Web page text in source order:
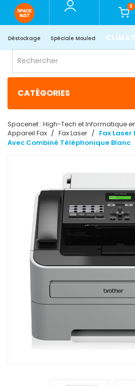
0
Déstockage Spéciale Mouled
CATÉGORIES
Spacenet : High-Tech et Informatique
Appareil Fax
Fax Laser
Fax
Avec Combiné Téléphonique Blanc